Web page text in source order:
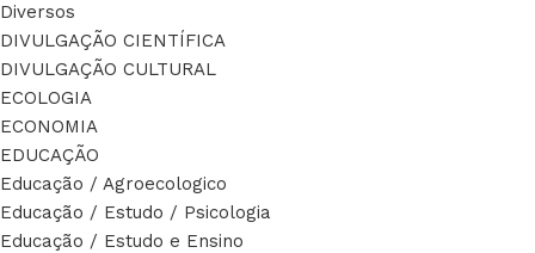
Diversos
DIVULGAÇÃO CIENTÍFICA
DIVULGAÇÃO CULTURAL
ECOLOGIA
ECONOMIA
EDUCAÇÃO
Educação / Agroecologico
Educação / Estudo / Psicologia
Educação / Estudo e Ensino